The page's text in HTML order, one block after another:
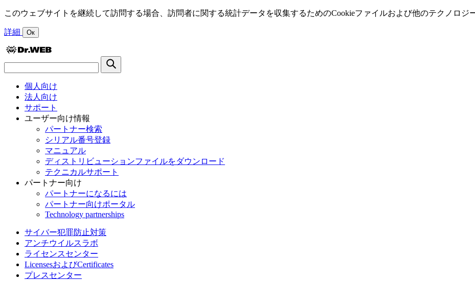
このウェブサイトを継続して訪問する場合、訪問者に関する統計データを収集するためのCookieファイルおよび他のテクノロジ
詳細 Ок
個人向け
法人向け
サポート
ユーザー向け情報
パートナー検索
シリアル番号登録
マニュアル
ディストリビューションファイルをダウンロード
テクニカルサポート
パートナー向け
パートナーになるには
パートナー向けポータル
Technology partnerships
サイバー犯罪防止対策
アンチウイルスラボ
ライセンスセンター
LicensesおよびCertificates
プレスセンター